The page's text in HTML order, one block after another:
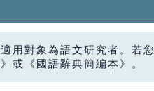
用對象為語文研究者。若
或《國語辭典簡編本》。